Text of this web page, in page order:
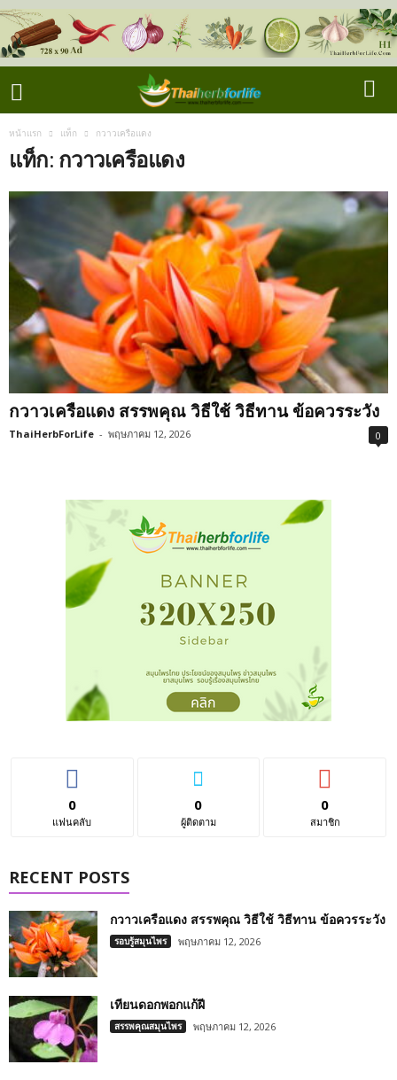
หน้าแรก แท็ก กวาวเครือแดง
แท็ก: กวาวเครือแดง
กวาวเครือแดง สรรพคุณ วิธีใช้ วิธีทาน ข้อควรระวัง
ThaiHerbForLife - พฤษภาคม 12, 2026 0
0
แฟนคลับ
0
ผู้ติดตาม
0
สมาชิก
RECENT POSTS
กวาวเครือแดง สรรพคุณ วิธีใช้ วิธีทาน ข้อควรระวัง
รอบรู้สมุนไพร พฤษภาคม 12, 2026
เทียนดอกพอกแก้ฝี
สรรพคุณสมุนไพร พฤษภาคม 12, 2026